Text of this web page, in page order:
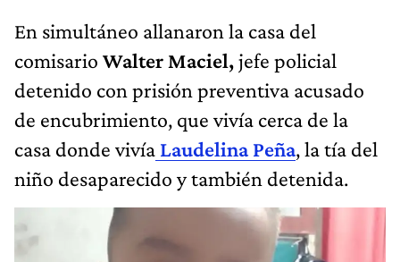
En simultáneo allanaron la casa del
comisario Walter Maciel,jefe policial
detenido con prisión preventiva acusado
de encubrimiento, que vivía cerca de la
casa donde vivía Laudelina Peña, la tía del
niño desaparecido y también detenida.